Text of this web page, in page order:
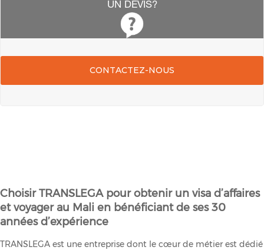
UN DEVIS?
CONTACTEZ-NOUS
Choisir TRANSLEGA pour obtenir un visa d’affaires
et voyager au Mali en bénéficiant de ses 30
années d’expérience
TRANSLEGA est une entreprise dont le cœur de métier est dédié